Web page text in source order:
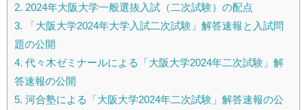
2. 2024年大阪大学一般選抜入試（二次試験）の配点
3. 「大阪大学2024年大学入試二次試験」解答速報と入試問
題の公開
4. 代々木ゼミナールによる「大阪大学2024年二次試験」解
答速報の公開
5. 河合塾による「大阪大学2024年二次試験」解答速報の公